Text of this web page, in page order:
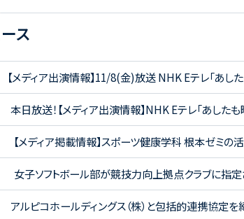
ス
【メディア出演情報】11/8(金)放送 NHK Eテレ「あ
本日放送！【メディア出演情報】NHK Eテレ「あし
【メディア掲載情報】スポーツ健康学科 根本ゼミ
女子ソフトボール部が競技力向上拠点クラブに指
アルピコホールディングス（株）と包括的連携協定を